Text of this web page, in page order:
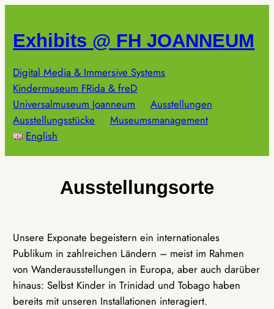
springen
Exhibits @ FH JOANNEUM
Digital Media & Immersive Systems
Kindermuseum FRida & freD
Universalmuseum Joanneum
Ausstellungen
Ausstellungsstücke
Museumsmanagement
English
Ausstellungsorte
Unsere Exponate begeistern ein internationales
Publikum in zahlreichen Ländern – meist im Rahmen
von Wanderausstellungen in Europa, aber auch darüber
hinaus: Selbst Kinder in Trinidad und Tobago haben
bereits mit unseren Installationen interagiert.